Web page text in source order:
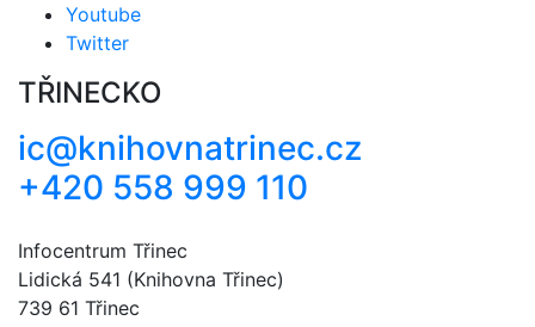
Youtube
Twitter
TŘINECKO
ic@knihovnatrinec.cz
+420 558 999 110
Infocentrum Třinec
Lidická 541 (Knihovna Třinec)
739 61 Třinec